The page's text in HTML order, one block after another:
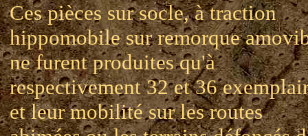
Ces pièces sur socle, à traction
hippomobile sur remorque
ne furent produites qu'à
respectivement 32 et 36
et leur mobilité sur les routes